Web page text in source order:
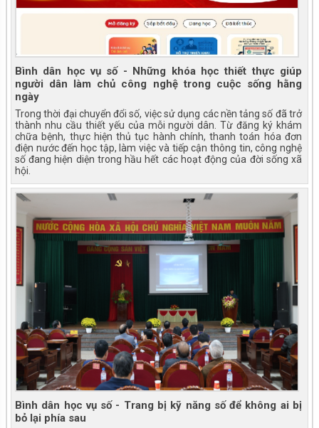
Bình dân học vụ số - Những khóa học thiết thực giúp
người dân làm chủ công nghệ trong cuộc sống hằng
ngày
Trong thời đại chuyển đổi số, việc sử dụng các nền tảng số đã trở
thành nhu cầu thiết yếu của mỗi người dân. Từ đăng ký khám
chữa bệnh, thực hiện thủ tục hành chính, thanh toán hóa đơn
điện nước đến học tập, làm việc và tiếp cận thông tin, công nghệ
số đang hiện diện trong hầu hết các hoạt động của đời sống xã
hội.
Bình dân học vụ số - Trang bị kỹ năng số để không ai bị
bỏ lại phía sau